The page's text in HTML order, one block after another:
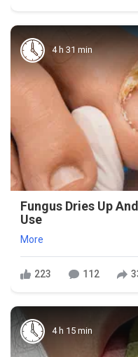
4 h 31 min
Fungus Dries Up
Use
More
223 112
4 h 15 min